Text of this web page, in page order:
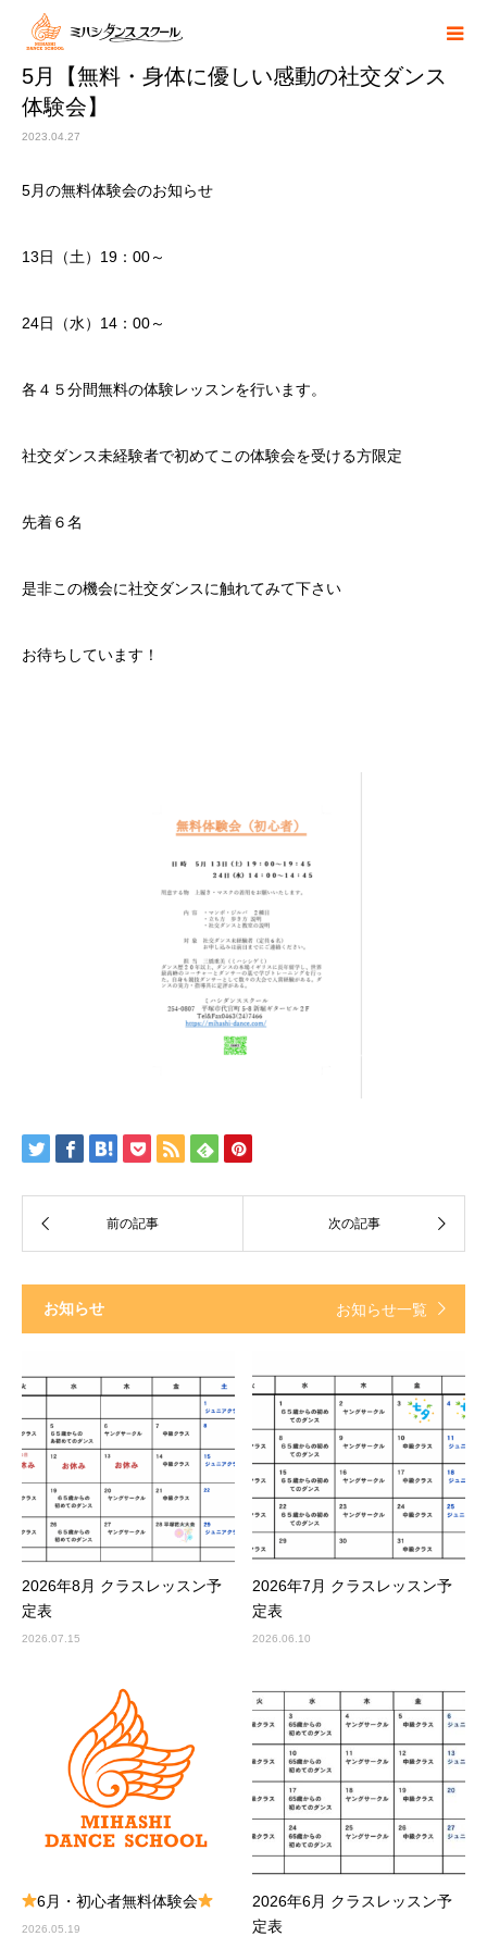
5月【無料・身体に優しい感動の社交ダンス
体験会】
2023.04.27
5月の無料体験会のお知らせ
13日（土）19：00～
24日（水）14：00～
各４５分間無料の体験レッスンを行います。
社交ダンス未経験者で初めてこの体験会を受ける方限定
先着６名
是非この機会に社交ダンスに触れてみて下さい
お待ちしています！
お知らせ お知らせ一覧
2026年8月 クラスレッスン予
定表
2026.07.15
2026年7月 クラスレッスン予
定表
2026.06.10
6月・初心者無料体験会
2026.05.19
2026年6月 クラスレッスン予
定表